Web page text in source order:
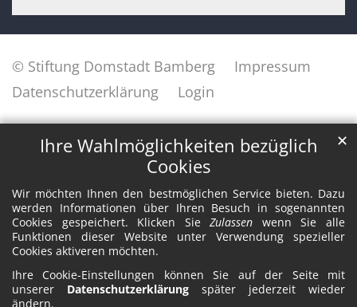
Ihre Wahlmöglichkeiten bezüglich
Cookies
Wir möchten Ihnen den bestmöglichen Service bieten. Dazu
werden Informationen über Ihren Besuch in sogenannten
Cookies gespeichert. Klicken SieZulassen wenn Sie alle
Funktionen dieser Website unter Verwendung spezieller
Cookies aktiveren möchten.
Ihre Cookie-Einstellungen können Sie auf der Seite mit
unserer Datenschutzerklärung später jederzeit wieder
ändern.
✕
© Stiftung Domstadt Bamberg
Impressum
Datenschutzerklärung
Login